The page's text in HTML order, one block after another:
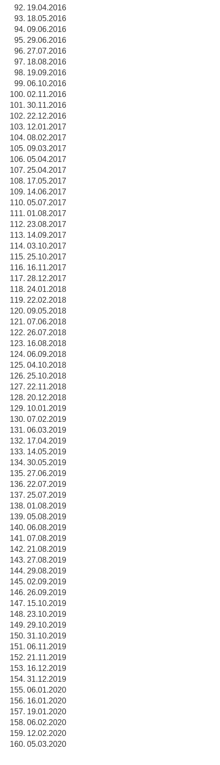
19.04.2016
18.05.2016
09.06.2016
29.06.2016
27.07.2016
18.08.2016
19.09.2016
06.10.2016
02.11.2016
30.11.2016
22.12.2016
12.01.2017
08.02.2017
09.03.2017
05.04.2017
25.04.2017
17.05.2017
14.06.2017
05.07.2017
01.08.2017
23.08.2017
14.09.2017
03.10.2017
25.10.2017
16.11.2017
28.12.2017
24.01.2018
22.02.2018
09.05.2018
07.06.2018
26.07.2018
16.08.2018
06.09.2018
04.10.2018
25.10.2018
22.11.2018
20.12.2018
10.01.2019
07.02.2019
06.03.2019
17.04.2019
14.05.2019
30.05.2019
27.06.2019
22.07.2019
25.07.2019
01.08.2019
05.08.2019
06.08.2019
07.08.2019
21.08.2019
27.08.2019
29.08.2019
02.09.2019
26.09.2019
15.10.2019
23.10.2019
29.10.2019
31.10.2019
06.11.2019
21.11.2019
16.12.2019
31.12.2019
06.01.2020
16.01.2020
19.01.2020
06.02.2020
12.02.2020
05.03.2020